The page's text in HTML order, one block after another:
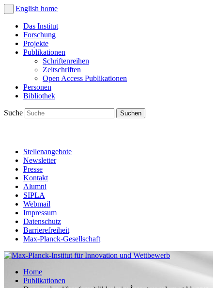
English home
Das Institut
Forschung
Projekte
Publikationen
Schriftenreihen
Zeitschriften
Open Access Publikationen
Personen
Bibliothek
Suche
Stellenangebote
Newsletter
Presse
Kontakt
Alumni
SIPLA
Webmail
Impressum
Datenschutz
Barrierefreiheit
Max-Planck-Gesellschaft
Home
Publikationen